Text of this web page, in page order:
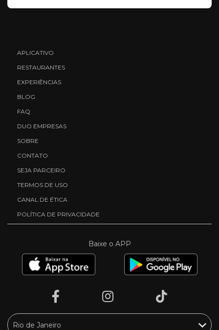
APLICATIVO
RESTAURANTES
EXPERIÊNCIAS
BLOG
FAQ
DUO EMPRESAS
SOBRE
CONTATO
SEJA PARCEIRO
TERMOS DE USO
CANAL DE ÉTICA
POLÍTICA DE PRIVACIDADE
Baixe o APP